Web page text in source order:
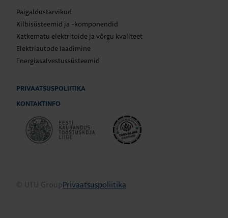
Paigaldustarvikud
Kilbisüsteemid ja -komponendid
Katkematu elektritoide ja võrgu kvaliteet
Elektriautode laadimine
Energiasalvestussüsteemid
PRIVAATSUSPOLIITIKA
KONTAKTINFO
© UTU GroupPrivaatsuspoliitika